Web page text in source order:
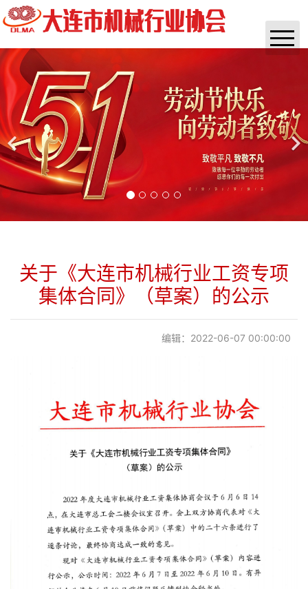
首页
协会概况
通知公告
实时资讯
政策法规
杂志
团体标准
关于《大连市机械行业工资专项
集体合同》（草案）的公示
编辑：2022-06-07 00:00:00